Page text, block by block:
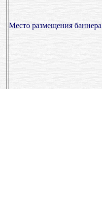
Место размещения баннера